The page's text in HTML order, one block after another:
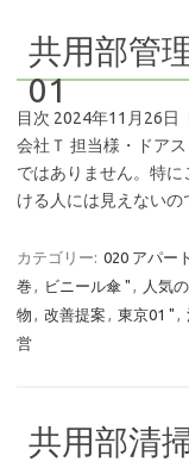
共用部管
01
目次 2024年11月26日
会社Ｔ 担当様・ドア
ではありません。特
ける人には見えない
カテゴリー: 020 アパー
巻 , ビニール傘 " , 人気
物 , 改善提案 , 東京01 " ,
営
共用部清